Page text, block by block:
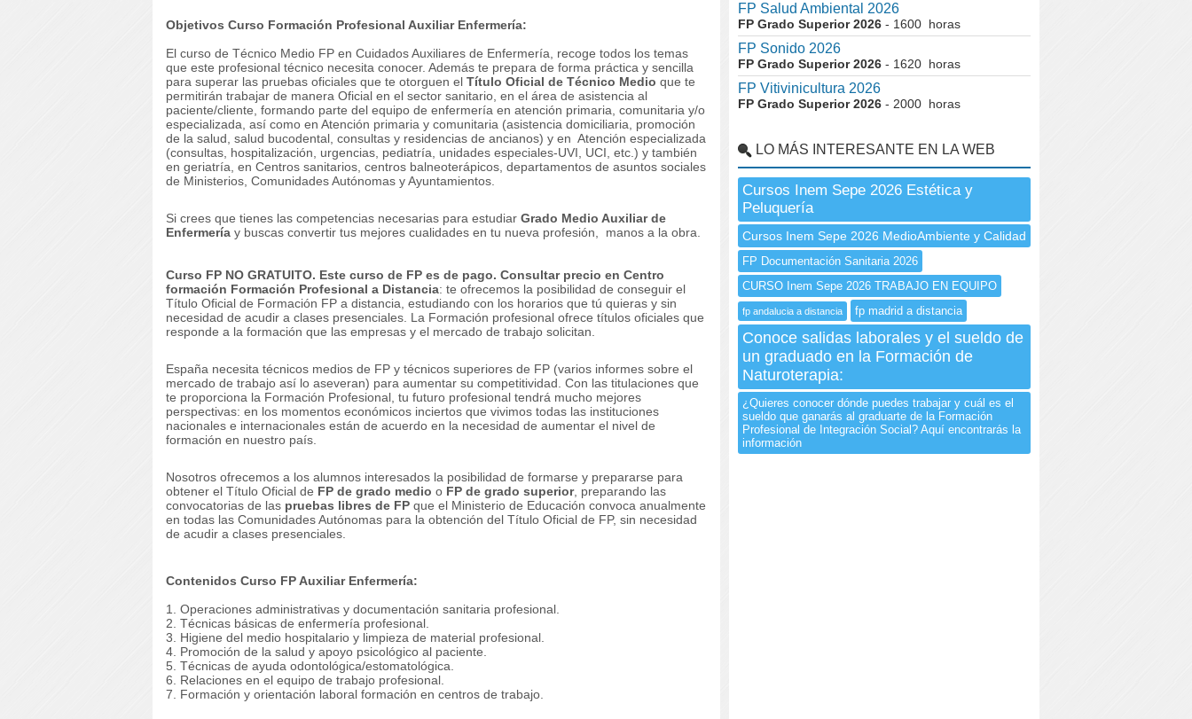
Objetivos Curso Formación Profesional Auxiliar Enfermería:
El curso de Técnico Medio FP en Cuidados Auxiliares de Enfermería, recoge todos los temas
que este profesional técnico necesita conocer. Además te prepara de forma práctica y sencilla
para superar las pruebas oficiales que te otorguen el Título Oficial de Técnico Medio que te
permitirán trabajar de manera Oficial en el sector sanitario, en el área de asistencia al
paciente/cliente, formando parte del equipo de enfermería en atención primaria, comunitaria y/o
especializada, así como en Atención primaria y comunitaria (asistencia domiciliaria, promoción
de la salud, salud bucodental, consultas y residencias de ancianos) y en Atención especializada
(consultas, hospitalización, urgencias, pediatría, unidades especiales-UVI, UCI, etc.) y también
en geriatría, en Centros sanitarios, centros balneoterápicos, departamentos de asuntos sociales
de Ministerios, Comunidades Autónomas y Ayuntamientos.
Si crees que tienes las competencias necesarias para estudiar Grado Medio Auxiliar de
Enfermería y buscas convertir tus mejores cualidades en tu nueva profesión, manos a la obra.
Curso FP NO GRATUITO. Este curso de FP es de pago. Consultar precio en Centro
formación Formación Profesional a Distancia: te ofrecemos la posibilidad de conseguir el
Título Oficial de Formación FP a distancia, estudiando con los horarios que tú quieras y sin
necesidad de acudir a clases presenciales. La Formación profesional ofrece títulos oficiales que
responde a la formación que las empresas y el mercado de trabajo solicitan.
España necesita técnicos medios de FP y técnicos superiores de FP (varios informes sobre el
mercado de trabajo así lo aseveran) para aumentar su competitividad. Con las titulaciones que
te proporciona la Formación Profesional, tu futuro profesional tendrá mucho mejores
perspectivas: en los momentos económicos inciertos que vivimos todas las instituciones
nacionales e internacionales están de acuerdo en la necesidad de aumentar el nivel de
formación en nuestro país.
Nosotros ofrecemos a los alumnos interesados la posibilidad de formarse y prepararse para
obtener el Título Oficial de FP de grado medio o FP de grado superior, preparando las
convocatorias de las pruebas libres de FP que el Ministerio de Educación convoca anualmente
en todas las Comunidades Autónomas para la obtención del Título Oficial de FP, sin necesidad
de acudir a clases presenciales.
Contenidos Curso FP Auxiliar Enfermería:
1. Operaciones administrativas y documentación sanitaria profesional.
2. Técnicas básicas de enfermería profesional.
3. Higiene del medio hospitalario y limpieza de material profesional.
4. Promoción de la salud y apoyo psicológico al paciente.
5. Técnicas de ayuda odontológica/estomatológica.
6. Relaciones en el equipo de trabajo profesional.
7. Formación y orientación laboral formación en centros de trabajo.
FP Salud Ambiental 2026
FP Grado Superior 2026 - 1600 horas
FP Sonido 2026
FP Grado Superior 2026 - 1620 horas
FP Vitivinicultura 2026
FP Grado Superior 2026 - 2000 horas
LO MÁS INTERESANTE EN LA WEB
Cursos Inem Sepe 2026 Estética y
Peluquería
Cursos Inem Sepe 2026 MedioAmbiente y Calidad
FP Documentación Sanitaria 2026
CURSO Inem Sepe 2026 TRABAJO EN EQUIPO
fp andalucia a distancia fp madrid a distancia
Conoce salidas laborales y el sueldo de
un graduado en la Formación de
Naturoterapia:
¿Quieres conocer dónde puedes trabajar y cuál es el
sueldo que ganarás al graduarte de la Formación
Profesional de Integración Social? Aquí encontrarás la
información